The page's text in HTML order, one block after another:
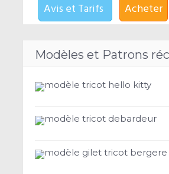
Acheter
Avis et Tarifs
Modèles et Patrons
modèle tricot hello kitty
modèle tricot debardeur
modèle gilet tricot bergere